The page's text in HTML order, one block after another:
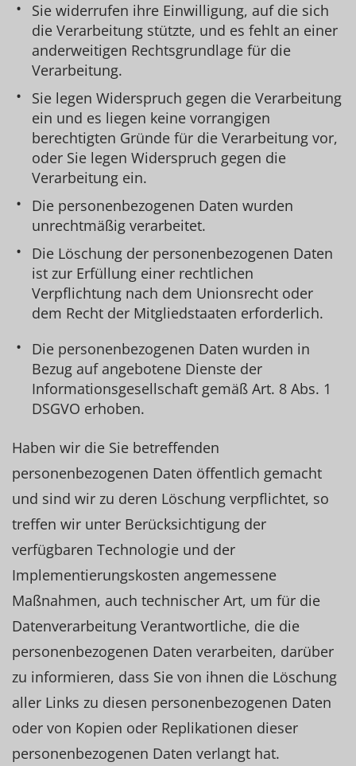
Sie widerrufen ihre Einwilligung, auf die sich
die Verarbeitung stützte, und es fehlt an einer
anderweitigen Rechtsgrundlage für die
Verarbeitung.
Sie legen Widerspruch gegen die Verarbeitung
ein und es liegen keine vorrangigen
berechtigten Gründe für die Verarbeitung vor,
oder Sie legen Widerspruch gegen die
Verarbeitung ein.
Die personenbezogenen Daten wurden
unrechtmäßig verarbeitet.
Die Löschung der personenbezogenen Daten
ist zur Erfüllung einer rechtlichen
Verpflichtung nach dem Unionsrecht oder
dem Recht der Mitgliedstaaten erforderlich.
Die personenbezogenen Daten wurden in
Bezug auf angebotene Dienste der
Informationsgesellschaft gemäß Art. 8 Abs. 1
DSGVO erhoben.
Haben wir die Sie betreffenden
personenbezogenen Daten öffentlich gemacht
und sind wir zu deren Löschung verpflichtet, so
treffen wir unter Berücksichtigung der
verfügbaren Technologie und der
Implementierungskosten angemessene
Maßnahmen, auch technischer Art, um für die
Datenverarbeitung Verantwortliche, die die
personenbezogenen Daten verarbeiten, darüber
zu informieren, dass Sie von ihnen die Löschung
aller Links zu diesen personenbezogenen Daten
oder von Kopien oder Replikationen dieser
personenbezogenen Daten verlangt hat.